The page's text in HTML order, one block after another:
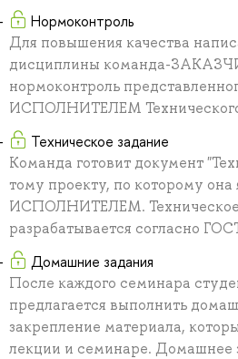
Нормоконтроль
Для повышения качества
дисциплины команда-
нормоконтроль
ИСПОЛНИТЕЛЕМ Технического
Техническое задание
Команда готовит документ
тому проекту, по которому она
ИСПОЛНИТЕЛЕМ. Техническое
разрабатывается согласно
Домашние задания
После каждого семинара
предлагается выполнить
закрепление материала,
лекции и семинаре. Домашнее